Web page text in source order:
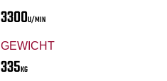
3300U/MIN
GEWICHT
335KG